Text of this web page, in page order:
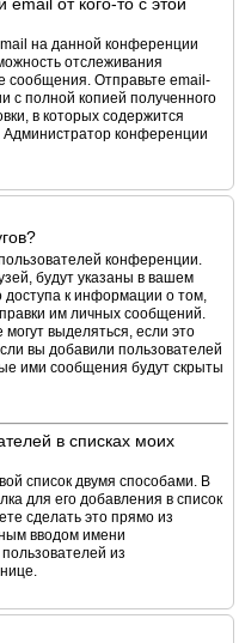
на данной конференции
отслеживания
сообщения. Отправьте email-
с полной копией полученного
в которых содержится
конференции
конференции.
будут указаны в вашем
доступа к информации о том,
им личных сообщений.
выделяться, если это
вы добавили пользователей
ими сообщения будут скрыты
в списках моих
список двумя способами. В
для его добавления в список
сделать это прямо из
вводом имени
из